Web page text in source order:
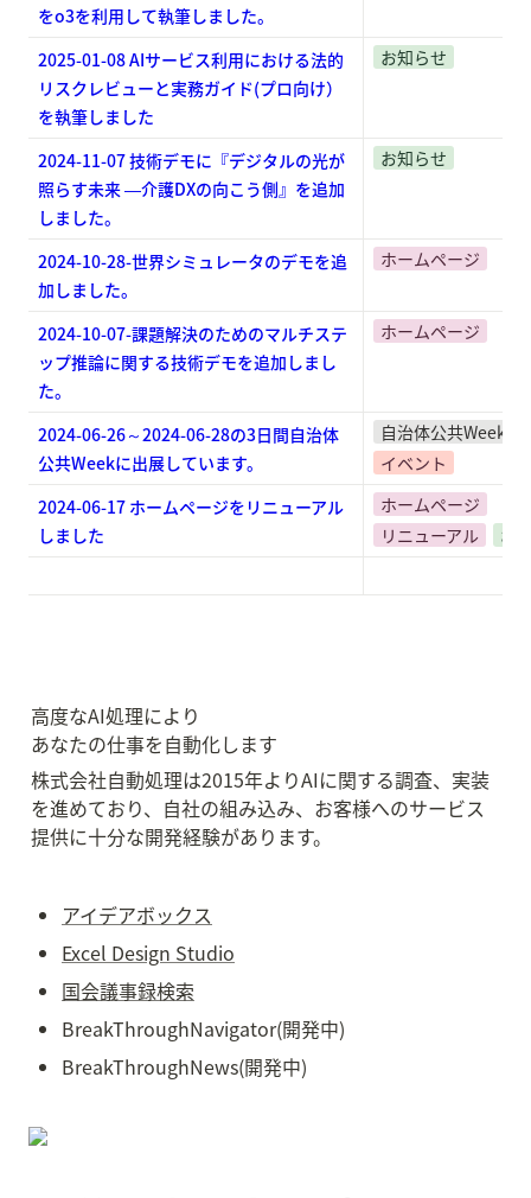
をo3を利用して執筆しました。
2025-01-08 AIサービス利用における法的
リスクレビューと実務ガイド(プロ向け）
を執筆しました
お知らせ
2024-11-07 技術デモに『デジタルの光が
照らす未来 ―介護DXの向こう側』を追加
しました。
お知らせ
2024-10-28-世界シミュレータのデモを追
加しました。
ホームページ
2024-10-07-課題解決のためのマルチステ
ップ推論に関する技術デモを追加しまし
た。
ホームページ
2024-06-26～2024-06-28の3日間自治体
公共Weekに出展しています。
自治体公共Week
イベント
2024-06-17 ホームページをリニューアル
しました
ホームページ
リニューアル
お
高度なAI処理により
あなたの仕事を自動化します
株式会社自動処理は2015年よりAIに関する調査、実装
を進めており、自社の組み込み、お客様へのサービス
提供に十分な開発経験があります。
アイデアボックス
Excel Design Studio
国会議事録検索
BreakThroughNavigator(開発中)
BreakThroughNews(開発中)